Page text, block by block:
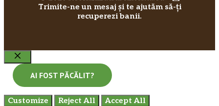
Trimite-ne un mesaj și te ajutăm să-ți
recuperezi banii.
Close
AI FOST PĂCĂLIT?
Customize Reject All
Accept All